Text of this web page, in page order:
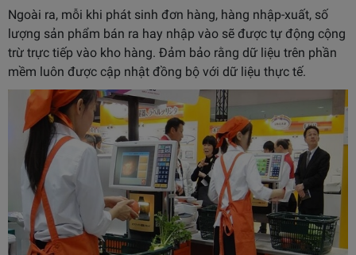
Ngoài ra, mỗi khi phát sinh đơn hàng, hàng nhập-xuất, số
lượng sản phẩm bán ra hay nhập vào sẽ được tự động cộng
trừ trực tiếp vào kho hàng. Đảm bảo rằng dữ liệu trên phần
mềm luôn được cập nhật đồng bộ với dữ liệu thực tế.